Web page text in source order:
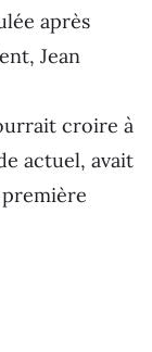
après
Jean
croire à
actuel, avait